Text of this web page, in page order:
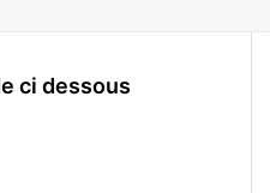
ci dessous